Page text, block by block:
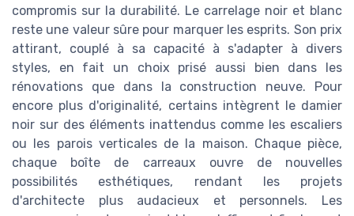
compromis sur la durabilité. Le carrelage noir et blanc
reste une valeur sûre pour marquer les esprits. Son prix
attirant, couplé à sa capacité à s'adapter à divers
styles, en fait un choix prisé aussi bien dans les
rénovations que dans la construction neuve. Pour
encore plus d'originalité, certains intègrent le damier
noir sur des éléments inattendus comme les escaliers
ou les parois verticales de la maison. Chaque pièce,
chaque boîte de carreaux ouvre de nouvelles
possibilités esthétiques, rendant les projets
d'architecte plus audacieux et personnels. Les